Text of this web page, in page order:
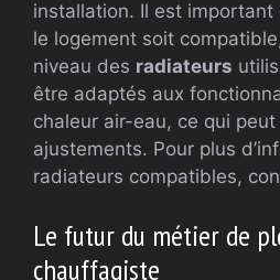
installation. Il est important
le logement soit
niveau des radiateurs
être adaptés aux
chaleur air-eau, ce qui
ajustements. Pour plus
radiateurs compatibles,
Le futur du métier de
chauffagiste